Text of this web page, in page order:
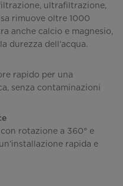
ultrafiltrazione,
rimuove oltre 1000
anche calcio e magnesio,
durezza dell’acqua.
rapido per una
senza contaminazioni
rotazione a 360° e
rapida e